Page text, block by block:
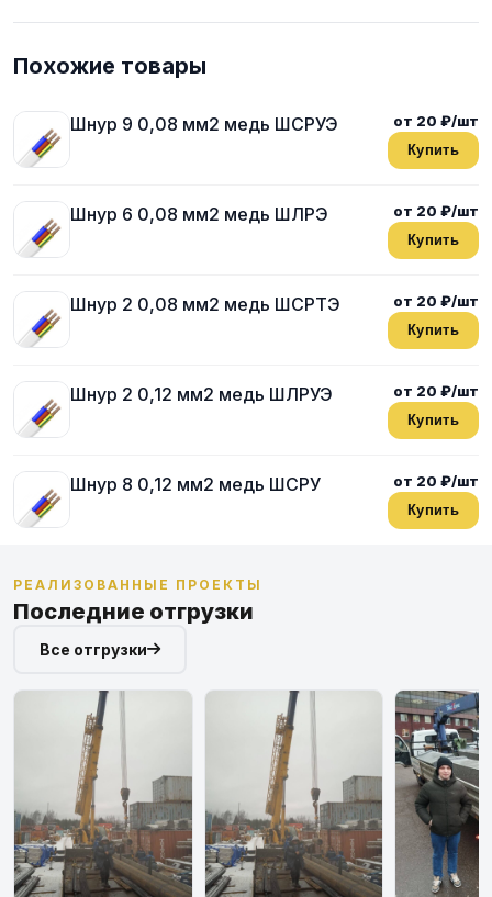
Похожие товары
Шнур 9 0,08 мм2 медь ШСРУЭ от 20 ₽/шт
Купить
Шнур 6 0,08 мм2 медь ШЛРЭ от 20 ₽/шт
Купить
Шнур 2 0,08 мм2 медь ШСРТЭ от 20 ₽/шт
Купить
Шнур 2 0,12 мм2 медь ШЛРУЭ от 20 ₽/шт
Купить
Шнур 8 0,12 мм2 медь ШСРУ от 20 ₽/шт
Купить
РЕАЛИЗОВАННЫЕ ПРОЕКТЫ
Последние отгрузки
Все отгрузки